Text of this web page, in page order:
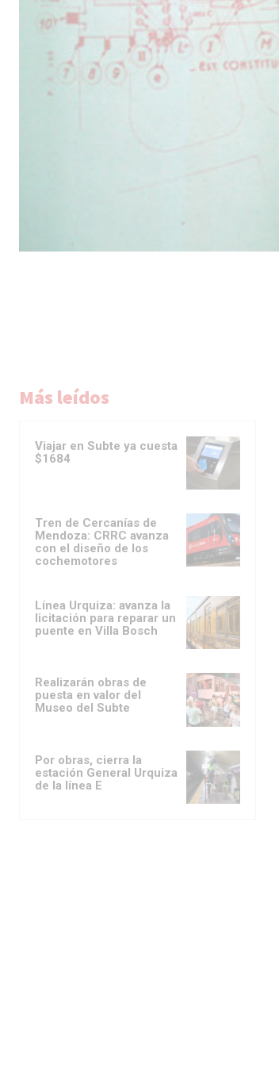
Más leídos
Viajar en Subte ya cuesta
$1684
Tren de Cercanías de
Mendoza: CRRC avanza
con el diseño de los
cochemotores
Línea Urquiza: avanza la
licitación para reparar un
puente en Villa Bosch
Realizarán obras de
puesta en valor del
Museo del Subte
Por obras, cierra la
estación General Urquiza
de la línea E